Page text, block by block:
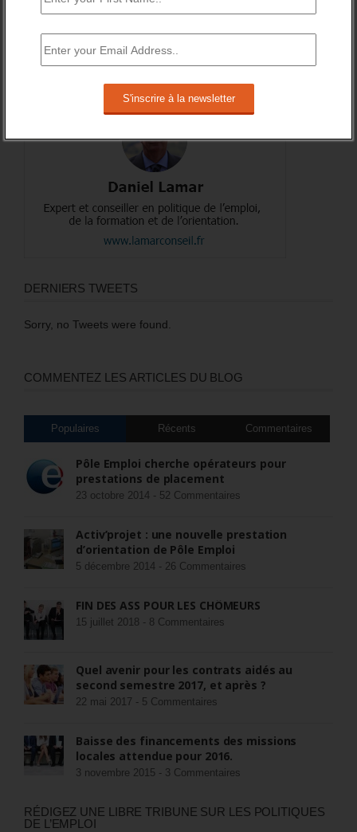
DERNIERS TWEETS
Sorry, no Tweets were found.
COMMENTEZ LES ARTICLES DU BLOG
Populaires Récents Commentaires
Pôle Emploi cherche opérateurs pour
prestations de placement
23 octobre 2014 - 52 Commentaires
Activ’projet : une nouvelle prestation
d’orientation de Pôle Emploi
5 décembre 2014 - 26 Commentaires
FIN DES ASS POUR LES CHÔMEURS
15 juillet 2018 - 8 Commentaires
Quel avenir pour les contrats aidés au
second semestre 2017, et après ?
22 mai 2017 - 5 Commentaires
Baisse des financements des missions
locales attendue pour 2016.
3 novembre 2015 - 3 Commentaires
RÉDIGEZ UNE LIBRE TRIBUNE SUR LES POLITIQUES
DE L’EMPLOI